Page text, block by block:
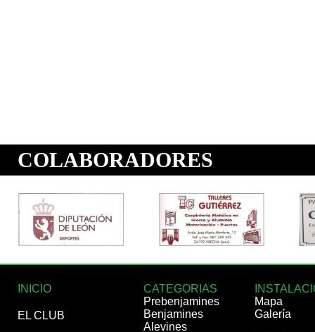
INICIO
EL CLUB
CATEGORIAS
Prebenjamines
Benjamines
Alevines
Mapa
Galería